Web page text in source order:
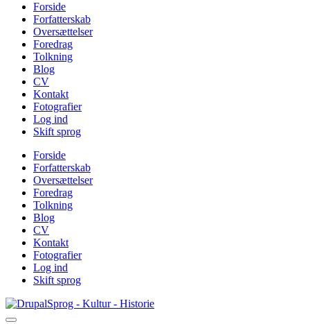
Forside
Forfatterskab
Oversættelser
Foredrag
Tolkning
Blog
CV
Kontakt
Fotografier
Log ind
Skift sprog
Forside
Forfatterskab
Oversættelser
Foredrag
Tolkning
Blog
CV
Kontakt
Fotografier
Log ind
Skift sprog
Gå
til
Sprog - Kultur - Historie